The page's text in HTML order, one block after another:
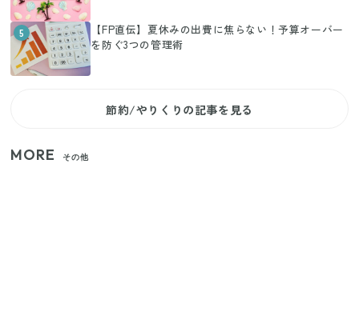
5
【FP直伝】夏休みの出費に焦らない！予算オーバー
を防ぐ3つの管理術
節約/やりくりの記事を見る
MORE その他